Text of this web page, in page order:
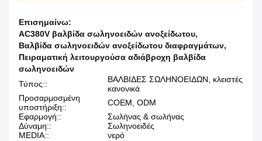
Επισημαίνω:
AC380V βαλβίδα σωληνοειδών ανοξείδωτου,
Βαλβίδα σωληνοειδών ανοξείδωτου διαφραγμάτων,
Πειραματική λειτουργούσα αδιάβροχη βαλβίδα
σωληνοειδών
Τύπος::
ΒΑΛΒΙΔΕΣ ΣΩΛΗΝΟΕΙΔΩΝ, κλειστές
κανονικά
Προσαρμοσμένη
υποστήριξη::
COEM, ODM
Εφαρμογή::
Σωλήνας & σωλήνας
Δύναμη::
Σωληνοειδές
MEDIA::
νερό